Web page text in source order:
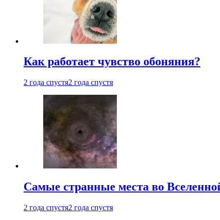
Как работает чувство обоняния?
2 года спустя2 года спустя
Самые странные места во
2 года спустя2 года спустя